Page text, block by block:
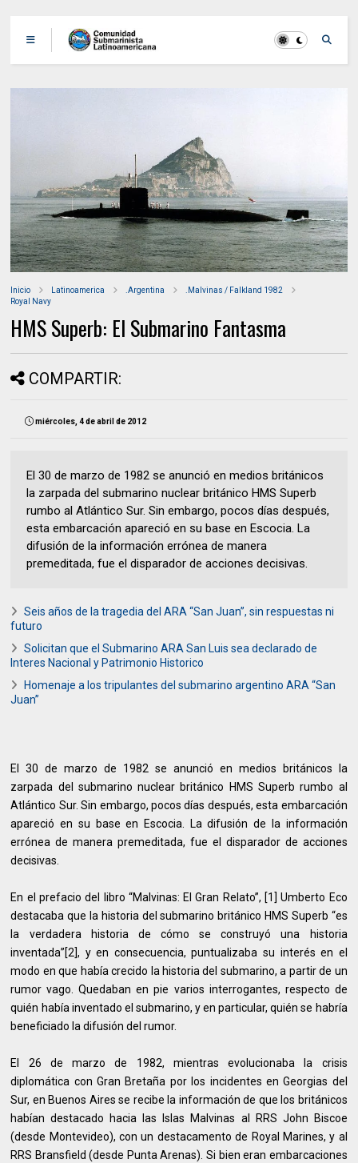
Inicio Latinoamerica .Argentina
.Malvinas / Falkland 1982
Royal Navy
HMS Superb: El Submarino Fantasma
COMPARTIR:
miércoles, 4 de abril de 2012
El 30 de marzo de 1982 se anunció en medios británicos
la zarpada del submarino nuclear británico HMS Superb
rumbo al Atlántico Sur. Sin embargo, pocos días después,
esta embarcación apareció en su base en Escocia. La
difusión de la información errónea de manera
premeditada, fue el disparador de acciones decisivas.
Seis años de la tragedia del ARA “San Juan”, sin respuestas ni
futuro
Solicitan que el Submarino ARA San Luis sea declarado de
Interes Nacional y Patrimonio Historico
Homenaje a los tripulantes del submarino argentino ARA “San
Juan”
El 30 de marzo de 1982 se anunció en medios británicos la
zarpada del submarino nuclear británico HMS Superb rumbo al
Atlántico Sur. Sin embargo, pocos días después, esta embarcación
apareció en su base en Escocia. La difusión de la información
errónea de manera premeditada, fue el disparador de acciones
decisivas.
En el prefacio del libro “Malvinas: El Gran Relato”, [1] Umberto Eco
destacaba que la historia del submarino británico HMS Superb “es
la verdadera historia de cómo se construyó una historia
inventada”[2], y en consecuencia, puntualizaba su interés en el
modo en que había crecido la historia del submarino, a partir de un
rumor vago. Quedaban en pie varios interrogantes, respecto de
quién había inventado el submarino, y en particular, quién se habría
beneficiado la difusión del rumor.
El 26 de marzo de 1982, mientras evolucionaba la crisis
diplomática con Gran Bretaña por los incidentes en Georgias del
Sur, en Buenos Aires se recibe la información de que los británicos
habían destacado hacia las Islas Malvinas al RRS John Biscoe
(desde Montevideo), con un destacamento de Royal Marines, y al
RRS Bransfield (desde Punta Arenas). Si bien eran embarcaciones